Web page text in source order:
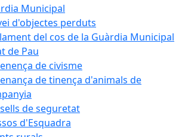
Municipal
d'objectes perduts
del cos de la Guàrdia Municipal
de Pau
de civisme
de tinença d'animals de
de seguretat
d'Esquadra